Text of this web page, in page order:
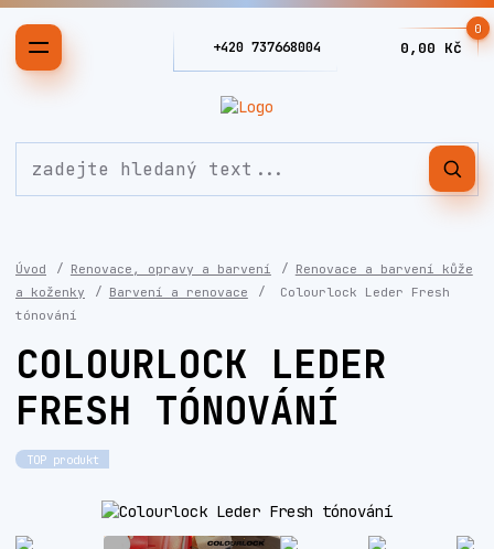
+420 737668004
0
0,00 Kč
Úvod Renovace, opravy a barvení
Renovace a barvení kůže
a koženky
Barvení a renovace
Colourlock Leder Fresh
tónování
COLOURLOCK LEDER
FRESH TÓNOVÁNÍ
TOP produkt